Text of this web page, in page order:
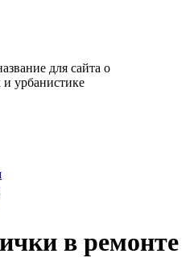
для сайта о
и урбанистике
в ремонте